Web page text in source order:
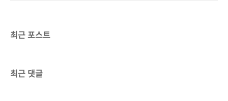
최근 포스트
최근 댓글